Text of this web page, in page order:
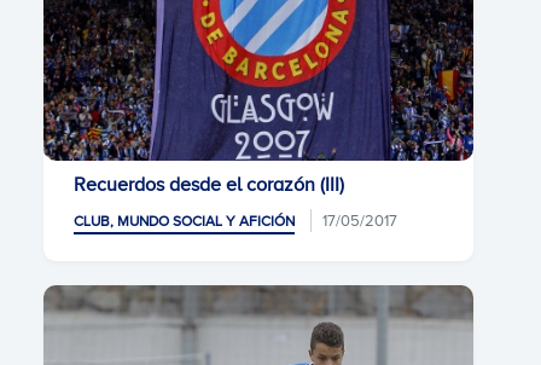
Recuerdos desde el corazón (III)
CLUB, MUNDO SOCIAL Y AFICIÓN 17/05/2017